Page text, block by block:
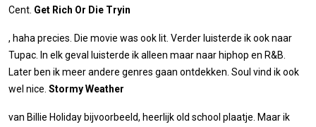
Cent. Get Rich Or Die Tryin
, haha precies. Die movie was ook lit. Verder luisterde ik ook naar
Tupac. In elk geval luisterde ik alleen maar naar hiphop en R&B.
Later ben ik meer andere genres gaan ontdekken. Soul vind ik ook
wel nice. Stormy Weather
van Billie Holiday bijvoorbeeld, heerlijk old school plaatje. Maar ik